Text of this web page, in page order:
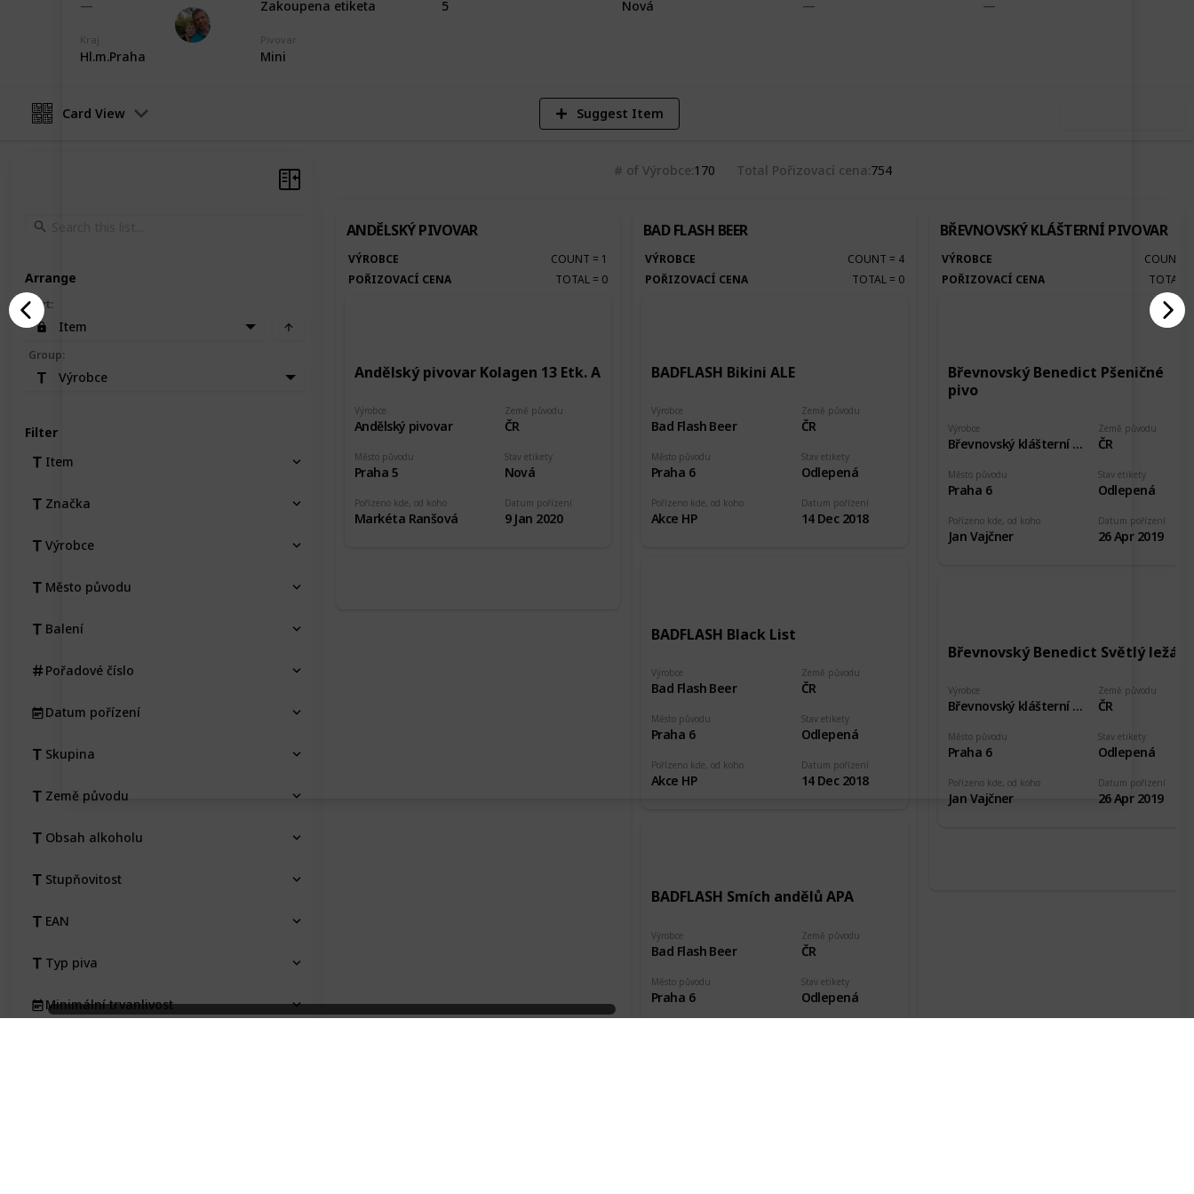
Zakoupena etiketa 5 Nová
Kraj
Hl.m.Praha
Pivovar
Mini
Marek Ranš
5th February 2020
Card View Suggest Item
# of Výrobce 170 Total Pořizovací cena 754
ANDĚLSKÝ PIVOVAR
VÝROBCE COUNT = 1
POŘIZOVACÍ CENA
TOTAL = 0
Andělský pivovar Kolagen 13 Etk. A
Výrobce
Andělský pivovar
Země původu
ČR
Pořízeno kde, od koho
Markéta Ranšová
Stav etikety
Nová
Datum pořízení
9 Jan 2020
Město původu
Praha 5
BAD FLASH BEER
VÝROBCE COUNT = 4
POŘIZOVACÍ CENA
TOTAL = 0
BADFLASH Bikini ALE
Výrobce
Bad Flash Beer
Země původu
ČR
Pořízeno kde, od koho
Akce HP
Stav etikety
Odlepená
Datum pořízení
14 Dec 2018
Město původu
Praha 6
BADFLASH Black List
Výrobce
Bad Flash Beer
Země původu
ČR
Pořízeno kde, od koho
Akce HP
Stav etikety
Odlepená
Datum pořízení
14 Dec 2018
Město původu
Praha 6
BADFLASH Smích andělů APA
Výrobce
Bad Flash Beer
Země původu
ČR
Stav etikety
Odlepená
Město původu
Praha 6
BŘEVNOVSKÝ KLÁŠTERNÍ PIVOVAR
VÝROBCE COUNT
POŘIZOVACÍ CENA
TOTAL
Břevnovský Benedict Pšeničné
pivo
Výrobce
Břevnovský klášterní pivovar
Země původu
ČR
Pořízeno kde, od koho
Jan Vajčner
Stav etikety
Odlepená
Datum pořízení
26 Apr 2019
Město původu
Praha 6
Břevnovský Benedict Světlý ležák
Výrobce
Břevnovský klášterní pivovar
Země původu
ČR
Pořízeno kde, od koho
Jan Vajčner
Stav etikety
Odlepená
Datum pořízení
26 Apr 2019
Město původu
Praha 6
Arrange
Sort:
Item
Group:
Výrobce
Filter
Item
Značka
Výrobce
Město původu
Balení
Pořadové číslo
Datum pořízení
Skupina
Země původu
Obsah alkoholu
Stupňovitost
EAN
Typ piva
Minimální trvanlivost